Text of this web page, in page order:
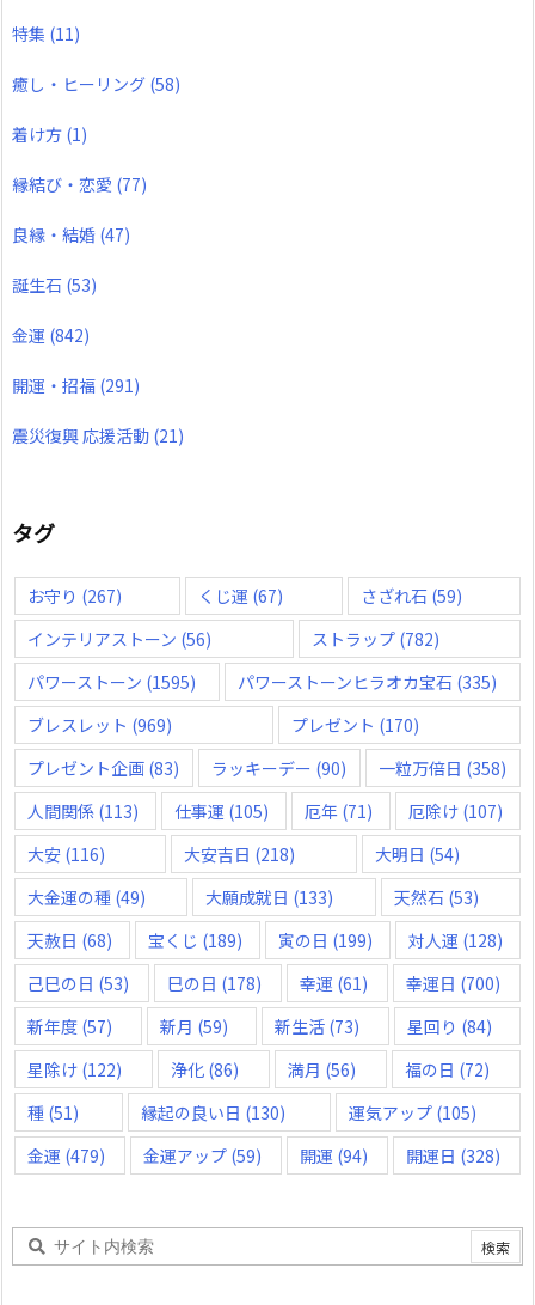
特集 (11)
癒し・ヒーリング (58)
着け方 (1)
縁結び・恋愛 (77)
良縁・結婚 (47)
誕生石 (53)
金運 (842)
開運・招福 (291)
震災復興 応援活動 (21)
タグ
お守り (267) くじ運 (67) さざれ石 (59)
インテリアストーン (56) ストラップ(782)
パワーストーン (1595) パワーストーンヒラオカ宝石 (335)
ブレスレット (969) プレゼント (170)
プレゼント企画 (83) ラッキーデー (90) 一粒万倍日 (358)
人間関係 (113) 仕事運 (105) 厄年 (71) 厄除け (107)
大安 (116) 大安吉日 (218) 大明日 (54)
大金運の種 (49) 大願成就日 (133) 天然石 (53)
天赦日 (68) 宝くじ (189) 寅の日 (199) 対人運 (128)
己巳の日 (53) 巳の日 (178) 幸運 (61) 幸運日 (700)
新年度 (57) 新月 (59) 新生活 (73) 星回り (84)
星除け (122) 浄化 (86) 満月 (56) 福の日 (72)
種 (51) 縁起の良い日 (130) 運気アップ(105)
金運 (479) 金運アップ (59) 開運 (94) 開運日 (328)